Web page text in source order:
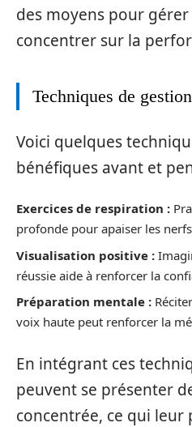
des moyens pour gérer
concentrer sur la
Techniques de
Voici quelques
bénéfiques avant et
Exercices de respiration :
profonde pour apaiser les
Visualisation positive :
réussie aide à renforcer la
Préparation mentale :
voix haute peut renforcer la
En intégrant ces
peuvent se présenter
concentrée, ce qui leur